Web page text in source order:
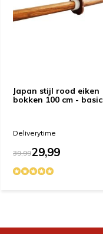
Japan stijl rood eiken
bokken 100 cm - basic
Deliverytime
39,9929,99